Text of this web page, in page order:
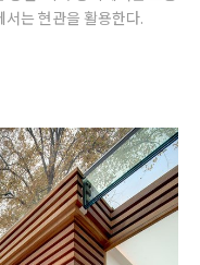
는 현관을 활용한다.